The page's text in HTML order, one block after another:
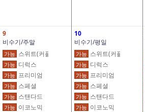
9
비수기/주말
가능 스위트(커플)
가능 디럭스
가능 프리미엄
가능 스페셜
가능 스탠다드
가능 이코노믹
10
비수기/평일
가능 스위트(커플)
가능 디럭스
가능 프리미엄
가능 스페셜
가능 스탠다드
가능 이코노믹